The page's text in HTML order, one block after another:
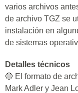
varios archivos
de archivo TGZ se
instalación en
de sistemas
Detalles técnicos
🔵 El formato de
Mark Adler y Jean